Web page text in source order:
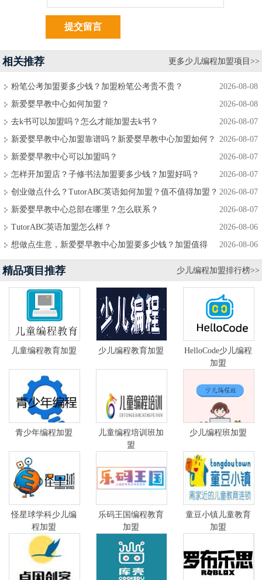
相关推荐 更多少儿编程加盟项目>>
2026-08-08
粉笔公考加盟要多少钱？加盟粉笔公考贵不贵？
2026-08-08
新爱婴早教中心如何加盟？
2026-08-07
去k书可以加盟吗？怎么才能加盟去k书？
2026-08-07
新爱婴早教中心加盟靠谱吗？新爱婴早教中心加盟如何？
2026-08-07
新爱婴早教中心可以加盟吗？
2026-08-07
怎样开加盟店？子修书法加盟要多少钱？加盟好吗？
2026-08-07
创业做点什么？TutorABC英语如何加盟？值不值得加盟？
2026-08-07
新爱婴早教中心总部在哪里？怎么联系？
2026-08-06
TutorABC英语加盟怎么样？
2026-08-06
想做点生意，新爱婴早教中心加盟要多少钱？加盟值得
吗？
精品项目推荐 少儿编程加盟排行榜>>
儿童编程教育加盟 少儿编程教育加盟
HelloCode少儿编程
加盟
青少年编程加盟
儿童编程培训班加
盟
少儿编程班加盟
怪星球学科少儿编
程加盟
乐码王国编程教育
加盟
童豆小镇儿童教育
加盟